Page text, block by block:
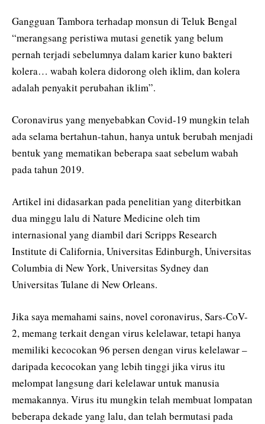
Gangguan Tambora terhadap monsun di Teluk Bengal
“merangsang peristiwa mutasi genetik yang belum
pernah terjadi sebelumnya dalam karier kuno bakteri
kolera… wabah kolera didorong oleh iklim, dan kolera
adalah penyakit perubahan iklim”.
Coronavirus yang menyebabkan Covid-19 mungkin telah
ada selama bertahun-tahun, hanya untuk berubah menjadi
bentuk yang mematikan beberapa saat sebelum wabah
pada tahun 2019.
Artikel ini didasarkan pada penelitian yang diterbitkan
dua minggu lalu di Nature Medicine oleh tim
internasional yang diambil dari Scripps Research
Institute di California, Universitas Edinburgh, Universitas
Columbia di New York, Universitas Sydney dan
Universitas Tulane di New Orleans.
Jika saya memahami sains, novel coronavirus, Sars-CoV-
2, memang terkait dengan virus kelelawar, tetapi hanya
memiliki kecocokan 96 persen dengan virus kelelawar –
daripada kecocokan yang lebih tinggi jika virus itu
melompat langsung dari kelelawar untuk manusia
memakannya. Virus itu mungkin telah membuat lompatan
beberapa dekade yang lalu, dan telah bermutasi pada